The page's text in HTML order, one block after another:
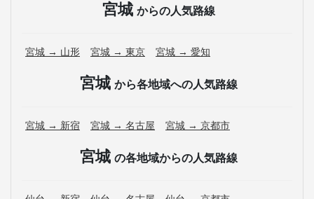
宮城 からの人気路線
宮城 → 山形 宮城 → 東京 宮城 → 愛知
宮城 から各地域への人気路線
宮城 → 新宿 宮城 → 名古屋 宮城 → 京都市
宮城 の各地域からの人気路線